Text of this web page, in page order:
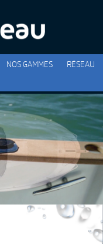
NOS GAMMES
RÉSEAU